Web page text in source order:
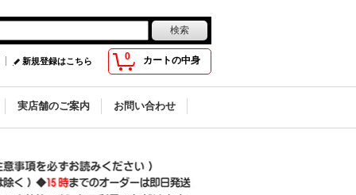
0 カートの中身
新規登録はこちら
実店舗のご案内 お問い合わせ